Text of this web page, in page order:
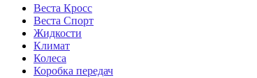
Веста Кросс
Веста Спорт
Жидкости
Климат
Колеса
Коробка передач